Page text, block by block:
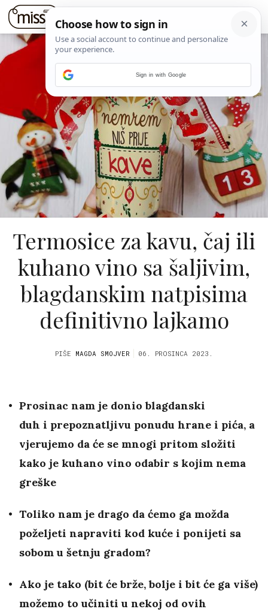
Termosice za kavu, čaj ili
kuhano vino sa šaljivim,
blagdanskim natpisima
definitivno lajkamo
PIŠE MAGDA SMOJVER 06. PROSINCA 2023.
Prosinac nam je donio blagdanski
duh i prepoznatljivu ponudu hrane i pića, a
vjerujemo da će se mnogi pritom složiti
kako je kuhano vino odabir s kojim nema
greške
Toliko nam je drago da ćemo ga možda
poželjeti napraviti kod kuće i ponijeti sa
sobom u šetnju gradom?
Ako je tako (bit će brže, bolje i bit će ga više)
možemo to učiniti u nekoj od ovih
Sign in with Google